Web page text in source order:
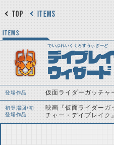
ITEMS
TOP
ITEMS
でいぶれいくくろすうぃざーど
デイブレ
ウィザード
登場作品 仮面ライダーガッチャ
初登場回/初
登場作品
映画『仮面ライダーガ
チャー・デイブレイ